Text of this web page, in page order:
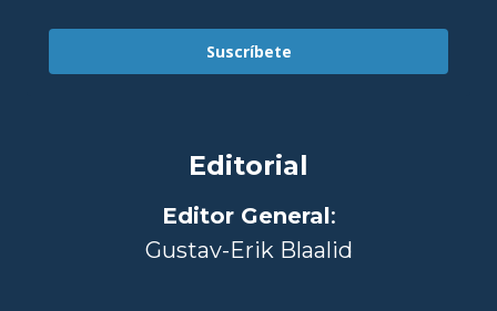
Suscríbete
Editorial
Editor General:
Gustav-Erik Blaalid